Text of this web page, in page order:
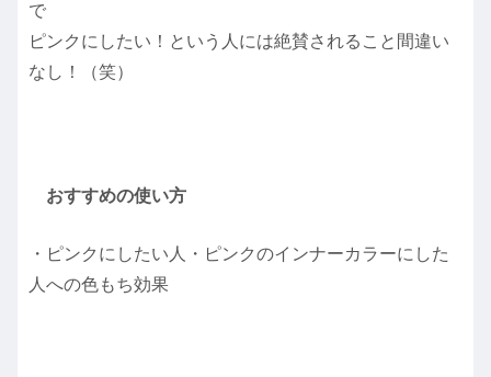
で
ピンクにしたい！という人には絶賛されること間違い
なし！（笑）
おすすめの使い方
・ピンクにしたい人・ピンクのインナーカラーにした
人への色もち効果